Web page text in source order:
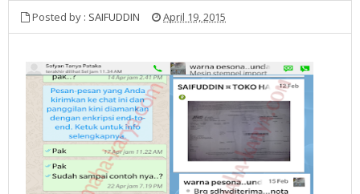
Posted by : SAIFUDDIN April 19, 2015